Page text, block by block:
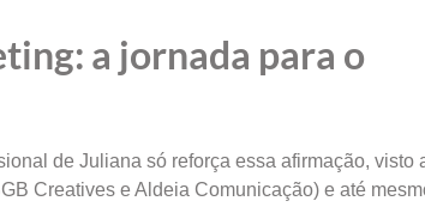
a jornada para o
de Juliana só reforça essa afirmação, visto
Creatives e Aldeia Comunicação) e até